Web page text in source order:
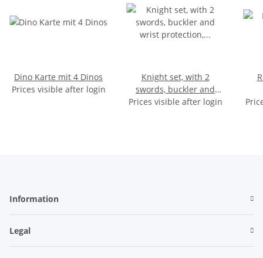
Dino Karte mit 4 Dinos
Prices visible after login
Knight set, with 2
swords, buckler and
wrist protection, on card,
Prices visible after login
Information
Legal